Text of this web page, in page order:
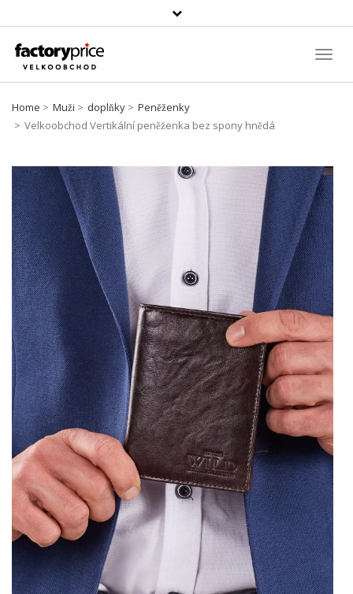
Vyhledávání
Home Muži doplňky
Peněženky
Velkoobchod Vertikální peněženka bez spony hnědá